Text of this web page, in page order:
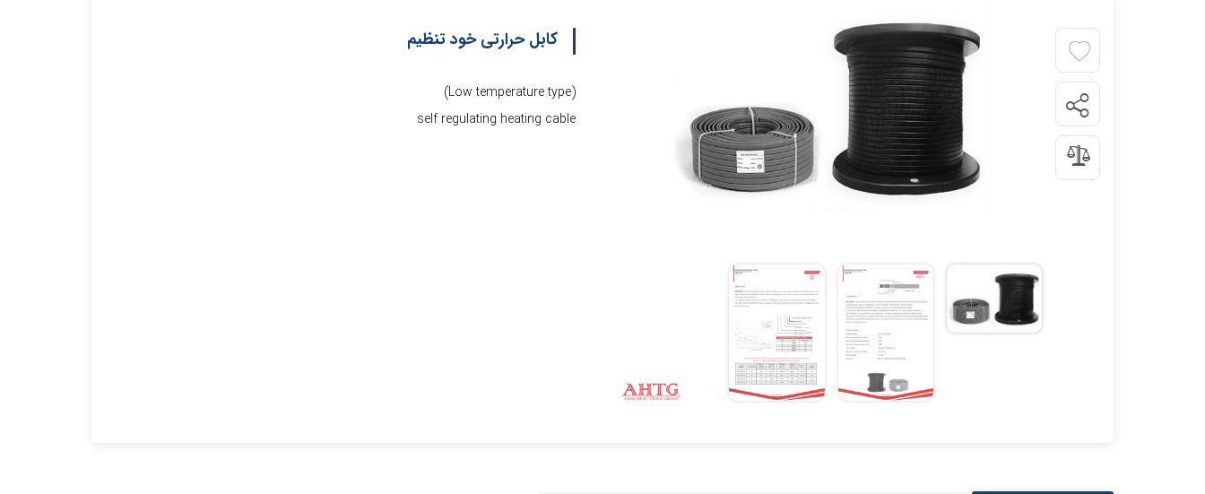
کابل حرارتی خود تنظیم
(Low temperature type)
self regulating heating cable